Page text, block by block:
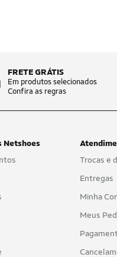
FRETE GRÁTIS
Em produtos selecionados
Confira as regras
Netshoes
Trocas e
Entregas
Minha
Meus